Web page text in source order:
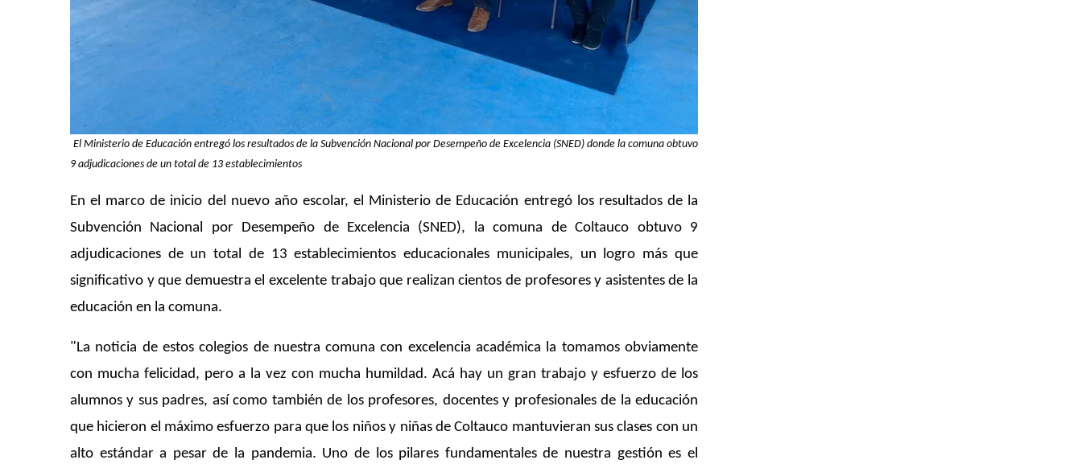
El Ministerio de Educación entregó los resultados de la Subvención Nacional por Desempeño de Excelencia (SNED) donde la comuna obtuvo
9 adjudicaciones de un total de 13 establecimientos
En el marco de inicio del nuevo año escolar, el Ministerio de Educación entregó los resultados de la
Subvención Nacional por Desempeño de Excelencia (SNED), la comuna de Coltauco obtuvo 9
adjudicaciones de un total de 13 establecimientos educacionales municipales, un logro más que
significativo y que demuestra el excelente trabajo que realizan cientos de profesores y asistentes de la
educación en la comuna.
"La noticia de estos colegios de nuestra comuna con excelencia académica la tomamos obviamente
con mucha felicidad, pero a la vez con mucha humildad. Acá hay un gran trabajo y esfuerzo de los
alumnos y sus padres, así como también de los profesores, docentes y profesionales de la educación
que hicieron el máximo esfuerzo para que los niños y niñas de Coltauco mantuvieran sus clases con un
alto estándar a pesar de la pandemia. Uno de los pilares fundamentales de nuestra gestión es el